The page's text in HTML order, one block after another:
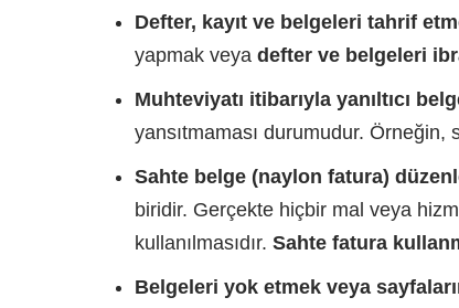
Defter, kayıt ve belgeleri tahrif
yapmak veya defter ve belgeleri
Muhteviyatı itibarıyla yanıltıcı
yansıtmaması durumudur. Örneğin,
Sahte belge (naylon fatura)
biridir. Gerçekte hiçbir mal veya
kullanılmasıdır. Sahte fatura
Belgeleri yok etmek veya